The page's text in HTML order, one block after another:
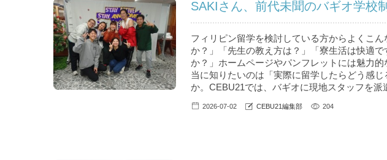
SAKIさん、前代未聞のバギオ学校
フィリピン留学を検討している方からよくこ
か？」「先生の教え方は？」「寮生活は快適
か？」ホームページやパンフレットには魅力
当に知りたいのは「実際に留学したらどう感
か。CEBU21では、バギオに現地スタッフを派
2026-07-02 CEBU21編集部 204